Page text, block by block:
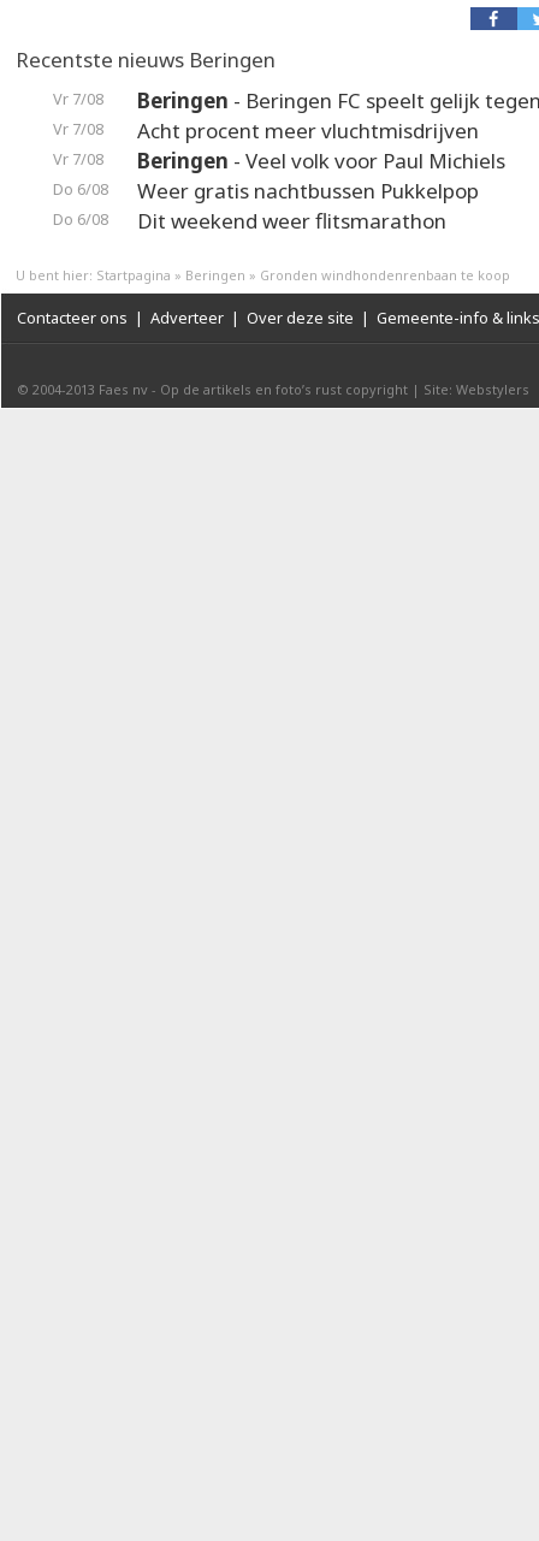
Recentste nieuws Beringen
Vr 7/08 Beringen - Beringen FC speelt gelijk
Vr 7/08 Acht procent meer vluchtmisdrijven
Vr 7/08 Beringen - Veel volk voor Paul Michiels
Do 6/08 Weer gratis nachtbussen Pukkelpop
Do 6/08 Dit weekend weer flitsmarathon
U bent hier: Startpagina » Beringen » Gronden windhondenrenbaan te koop
Contacteer ons | Adverteer | Over deze site | Gemeente-info & links
© 2004-2013 Faes nv - Op de artikels en foto’s rust copyright | Site: Webstylers